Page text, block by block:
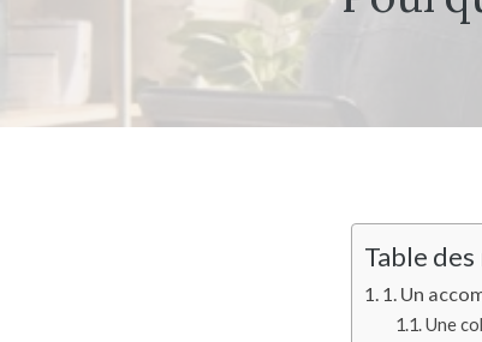
Table
1. Un
Une